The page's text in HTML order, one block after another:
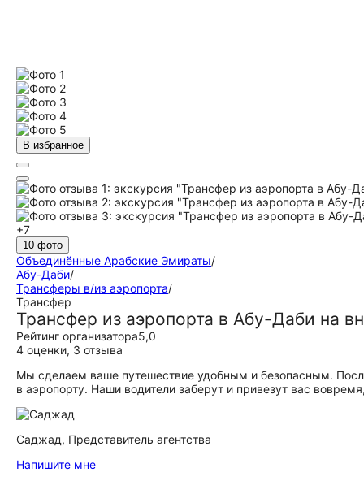
В избранное
+7
10 фото
Объединённые Арабские Эмираты/
Абу-Даби/
Трансферы в/из аэропорта/
Трансфер
Трансфер из аэропорта в Абу-Даби на
Рейтинг организатора5,0
4 оценки, 3 отзыва
Мы сделаем ваше путешествие удобным и безопасным.
в аэропорту. Наши водители заберут и привезут вас
Саджад, Представитель агентства
Напишите мне